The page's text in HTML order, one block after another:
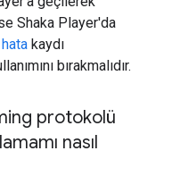
Shaka Player'da
hata kaydı
bırakmalıdır.
protokolü
nasıl